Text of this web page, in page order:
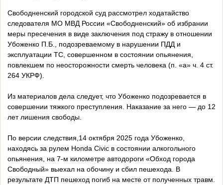
Свободненский городской суд рассмотрел ходатайство
следователя МО МВД России «Свободненский» об избрании
меры пресечения в виде заключения под стражу в отношении
Убоженко П.Б., подозреваемому в нарушении ПДД и
эксплуатации ТС, совершенном в состоянии опьянения,
повлекшем по неосторожности смерть человека (п. «а» ч. 4 ст.
264 УКРФ).
Из материалов дела следует, что Убоженко подозревается в
совершении тяжкого преступления. Наказание за него — до 12
лет лишения свободы.
По версии следствия,14 октября 2025 года Убоженко,
находясь за рулем Honda Civic в состоянии алкогольного
опьянения, на 7-м километре автодороги «Обход города
Свободный» выехал на обочину и сбил пешехода. В
результате ДТП пешеход погиб на месте от полученных травм.